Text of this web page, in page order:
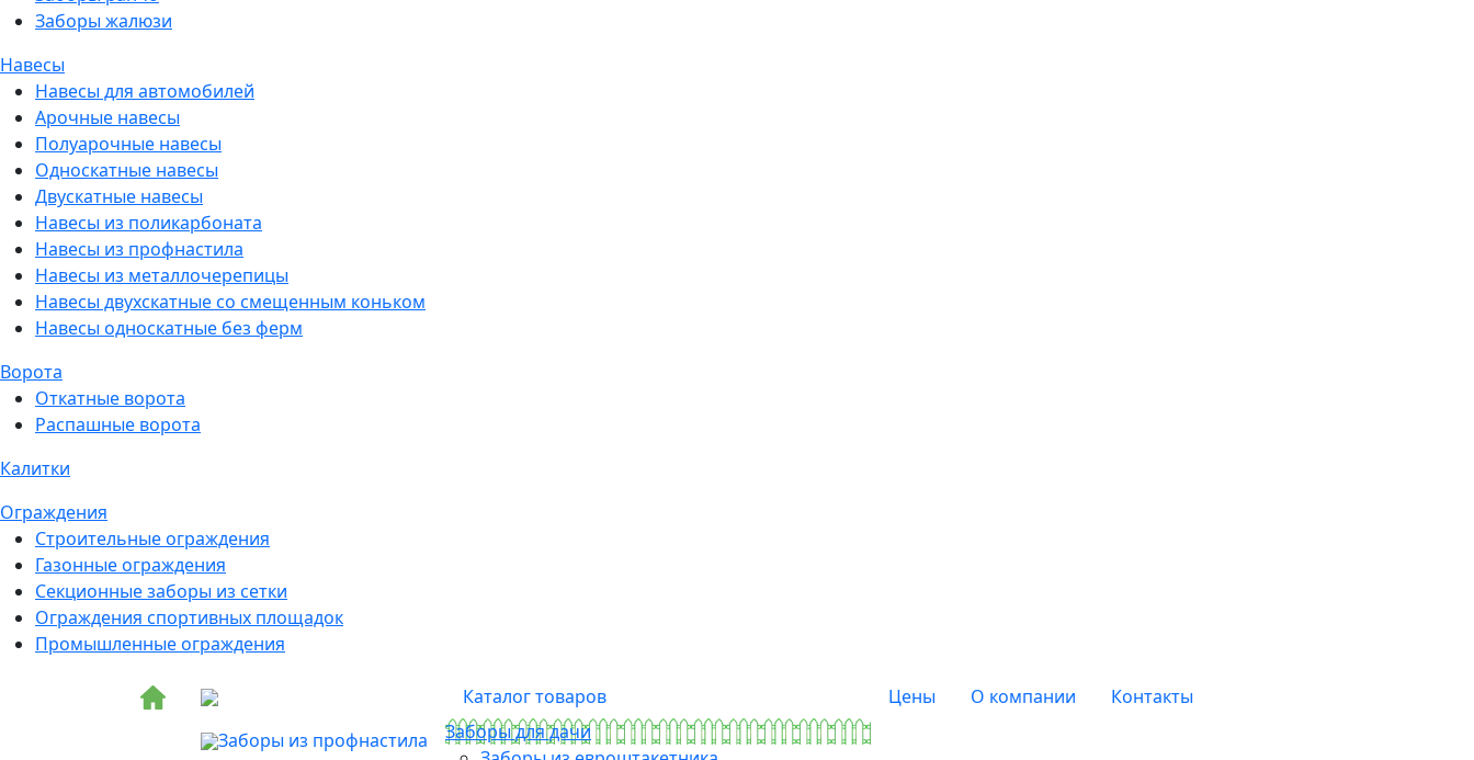
Заборы жалюзи
Навесы
Навесы для автомобилей
Арочные навесы
Полуарочные навесы
Односкатные навесы
Двускатные навесы
Навесы из поликарбоната
Навесы из профнастила
Навесы из металлочерепицы
Навесы двухскатные со смещенным коньком
Навесы односкатные без ферм
Ворота
Откатные ворота
Распашные ворота
Калитки
Ограждения
Строительные ограждения
Газонные ограждения
Секционные заборы из сетки
Ограждения спортивных площадок
Промышленные ограждения
Заборы из профнастила
Каталог товаров
Заборы для дачи
Цены О компании Контакты